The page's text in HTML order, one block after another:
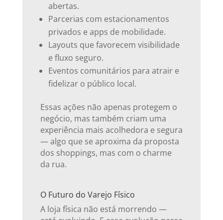
abertas.
Parcerias com estacionamentos
privados e apps de mobilidade.
Layouts que favorecem visibilidade
e fluxo seguro.
Eventos comunitários para atrair e
fidelizar o público local.
Essas ações não apenas protegem o
negócio, mas também criam uma
experiência mais acolhedora e segura
— algo que se aproxima da proposta
dos shoppings, mas com o charme
da rua.
O Futuro do Varejo Físico
A loja física não está morrendo —